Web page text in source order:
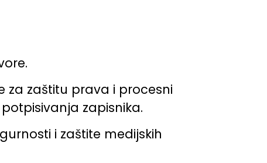
za zaštitu prava i procesni
zapisnika.
i zaštite medijskih